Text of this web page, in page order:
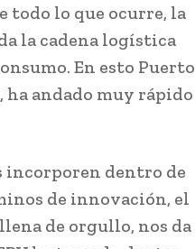
todo lo que ocurre, la
la cadena logística
En esto Puerto
andado muy rápido
incorporen dentro de
de innovación, el
de orgullo, nos da